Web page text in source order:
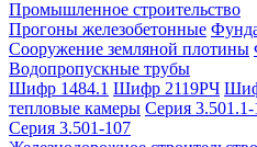
Промышленное строительство
Прогоны железобетонные
Сооружение земляной плотины
Водопропускные трубы
Шифр 1484.1 Шифр 2119РЧ
тепловые камеры Серия 3.501.1-
Серия 3.501-107